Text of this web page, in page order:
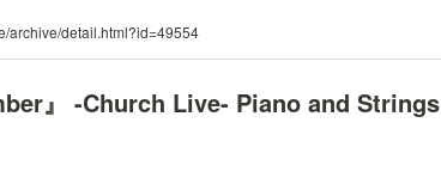
archive/detail.html?id=49554
』 -Church Live- Piano and Strings